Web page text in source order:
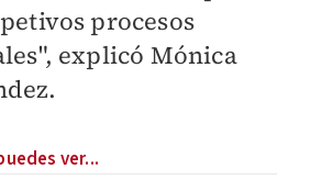
procesos
explicó Mónica
ver...